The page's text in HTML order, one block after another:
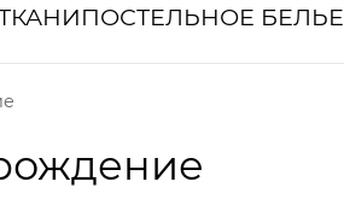
ПОСТЕЛЬНОЕ БЕЛЬЕ